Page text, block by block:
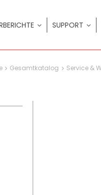
SUPPORT
Gesamtkatalog Service &